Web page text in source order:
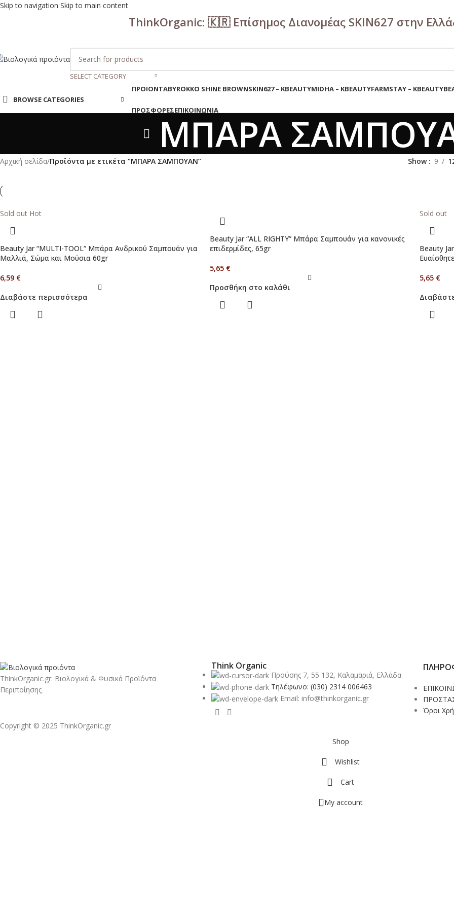
Skip to navigation Skip to main content
ThinkOrganic: 🇰🇷 Επίσημος Διανομέας SKIN627 στην
SELECT CATEGORY
BROWSE CATEGORIES
ΠΡΟΙΟΝΤΑBYROKKO SHINE BROWNSKIN627 – KBEAUTYMIDHA – KBEAUTYFARMSTAY – KBEAUTY
ΠΡΟΣΦΟΡΕΣΕΠΙΚΟΙΝΩΝΙΑ
ΜΠΑΡΑ
Αρχική σελίδα/Προϊόντα με ετικέτα “ΜΠΑΡΑ ΣΑΜΠΟΥΑΝ” Show 9
Sold out Hot
Beauty Jar “MULTI-TOOL” Μπάρα Ανδρικού Σαμπουάν για
Μαλλιά, Σώμα και Μούσια 60gr
6,59 €
Διαβάστε περισσότερα
Beauty Jar “ALL RIGHTY” Μπάρα Σαμπουάν για κανονικές
επιδερμίδες, 65gr
5,65 €
Προσθήκη στο καλάθι
Sold out
Beauty
5,65 €
ThinkOrganic.gr: Βιολογικά & Φυσικά Προϊόντα
Περιποίησης
Think Organic
Προύσης 7, 55 132, Καλαμαριά, Ελλάδα
Τηλέφωνο: (030) 2314 006463
Email: info@thinkorganic.gr
Όροι
Copyright © 2025 ThinkOrganic.gr
Shop
Wishlist
Cart
My account